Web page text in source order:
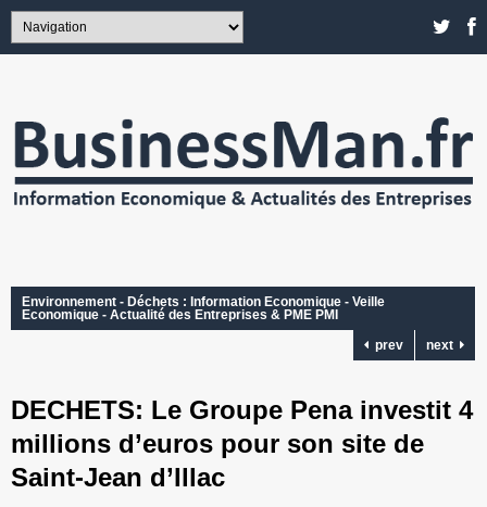
Environnement - Déchets : Information Economique - Veille
Economique - Actualité des Entreprises & PME PMI
prev
next
DECHETS: Le Groupe Pena investit 4
millions d’euros pour son site de
Saint-Jean d’Illac